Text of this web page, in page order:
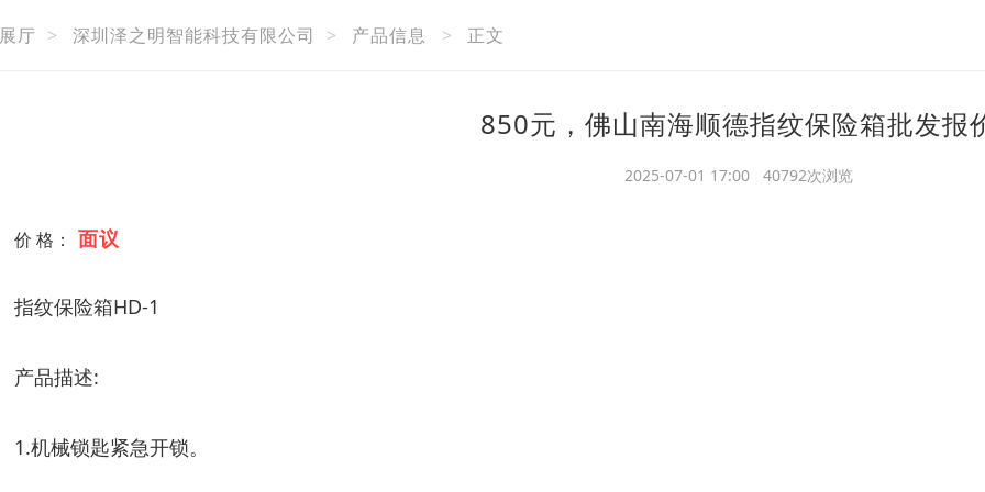
厅 > 深圳泽之明智能科技有限公司 > 产品信息 > 正文
850元，佛山南海顺德指纹保险箱批发报
2025-07-01 17:00 40792次浏览
价 格： 面议
指纹保险箱HD-1
产品描述:
1.机械锁匙紧急开锁。